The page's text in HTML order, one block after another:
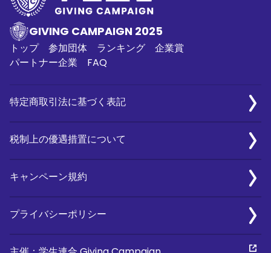
GIVING CAMPAIGN 2025
トップ 参加団体 ランキング
企業賞
パートナー企業
FAQ
特定商取引法に基づく表記
税制上の優遇措置について
キャンペーン規約
プライバシーポリシー